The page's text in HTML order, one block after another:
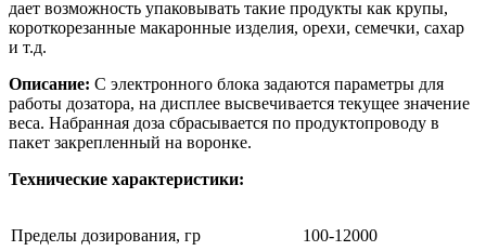
дает возможность упаковывать такие продукты как крупы,
короткорезанные макаронные изделия, орехи, семечки, сахар
и т.д.
Описание: С электронного блока задаются параметры для
работы дозатора, на дисплее высвечивается текущее значение
веса. Набранная доза сбрасывается по продуктопроводу в
пакет закрепленный на воронке.
Технические характеристики:
Пределы дозирования, гр 100-12000